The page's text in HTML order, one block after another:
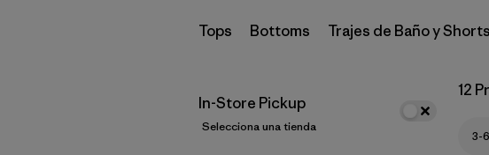
Filtrar por
Materials
Tops Bottoms Trajes de Baño y
In-Store Pickup
Selecciona una tienda
12
3-